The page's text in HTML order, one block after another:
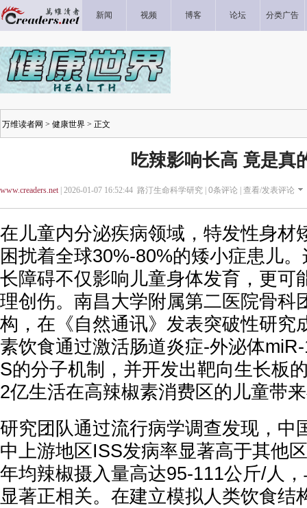
新闻 视频 博客 论坛 分类广告
万维读者网 > 健康世界 > 正文
吃辣影响长高 竟是真
www.creaders.net| 2026-01-07 16:52:44 路汀生命科学研究 | 0条评论 | 查看/发表评论
在儿童内分泌疾病领域，特发性身材
困扰着全球30%-80%的矮小症患儿
长障碍不仅影响儿童身体发育，更可
理创伤。南昌大学附属第二医院骨科
构，在《自然通讯》发表突破性研究
素饮食通过激活肠道炎症-外泌体
S的分子机制，并开发出靶向生长板
2亿生活在高辣椒素消费区的儿童带
研究团队通过流行病学调查发现，中
中上游地区ISS发病率显著高于其他
年均辣椒摄入量高达95-111公斤/人
显著正相关。在建立模拟人类饮食结